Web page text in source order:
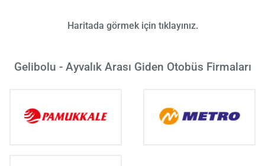
Haritada görmek için tıklayınız.
Gelibolu - Ayvalık Arası Giden Otobüs Firmaları